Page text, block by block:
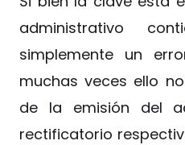
administrativo
simplemente un
muchas veces ello
de la emisión del
rectificatorio